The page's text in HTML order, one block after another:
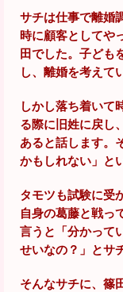
サチは仕事で離婚
時に顧客としてや
田でした。子ども
し、離婚を考えて
しかし落ち着いて
る際に旧姓に戻し
あると話します。
かもしれない」と
タモツも試験に受
自身の葛藤と戦っ
言うと「分かって
せいなの？」とサ
そんなサチに、篠